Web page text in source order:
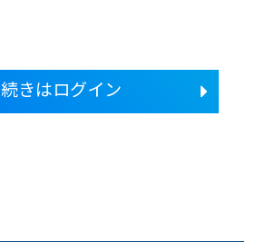
続きはログイン